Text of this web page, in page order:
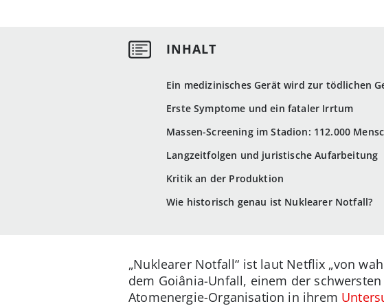
Ein medizinisches Gerät wird zur tödlichen
Erste Symptome und ein fataler Irrtum
Massen-Screening im Stadion: 112.000
Langzeitfolgen und juristische Aufarbeitung
Kritik an der Produktion
Wie historisch genau ist Nuklearer Notfall?
„Nuklearer Notfall“ ist laut Netflix „von
dem Goiânia-Unfall, einem der
Atomenergie-Organisation in ihrem